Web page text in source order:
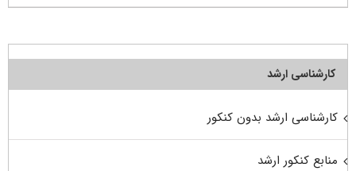
کارشناسی ارشد
کارشناسی ارشد بدون کنکور
منابع کنکور ارشد